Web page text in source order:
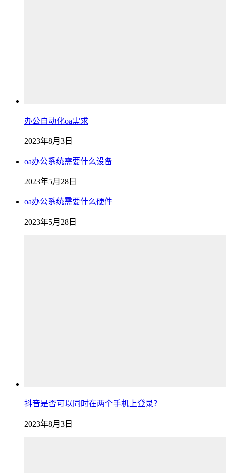
办公自动化oa需求
2023年8月3日
oa办公系统需要什么设备
2023年5月28日
oa办公系统需要什么硬件
2023年5月28日
抖音是否可以同时在两个手机上登录？
2023年8月3日